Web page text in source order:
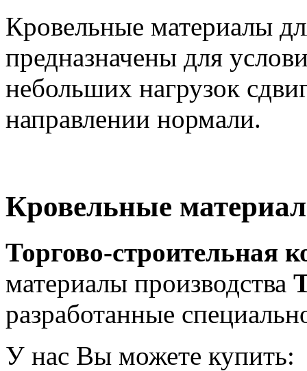
Кровельные материалы
предназначены для
небольших нагрузок
направлении нормали.
Кровельные
Торгово-строительная
материалы производства
разработанные
У нас Вы можете купить: